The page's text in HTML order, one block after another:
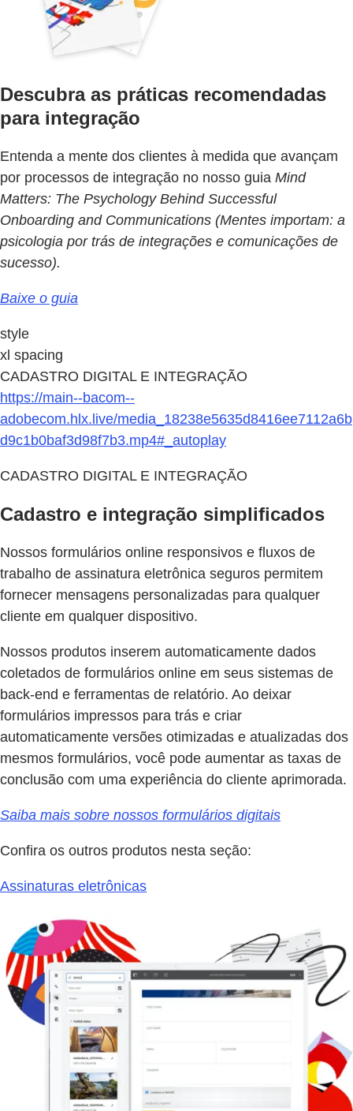
Descubra as práticas recomendadas
para integração
Entenda a mente dos clientes à medida que avançam
por processos de integração no nosso guia Mind
Matters: The Psychology Behind Successful
Onboarding and Communications (Mentes importam: a
psicologia por trás de integrações e comunicações de
sucesso).
Baixe o guia
style
xl spacing
CADASTRO DIGITAL E INTEGRAÇÃO
https://main--bacom--
adobecom.hlx.live/media_18238e5635d8416ee7112a6b
d9c1b0baf3d98f7b3.mp4#_autoplay
CADASTRO DIGITAL E INTEGRAÇÃO
Cadastro e integração simplificados
Nossos formulários online responsivos e fluxos de
trabalho de assinatura eletrônica seguros permitem
fornecer mensagens personalizadas para qualquer
cliente em qualquer dispositivo.
Nossos produtos inserem automaticamente dados
coletados de formulários online em seus sistemas de
back-end e ferramentas de relatório. Ao deixar
formulários impressos para trás e criar
automaticamente versões otimizadas e atualizadas dos
mesmos formulários, você pode aumentar as taxas de
conclusão com uma experiência do cliente aprimorada.
Saiba mais sobre nossos formulários digitais
Confira os outros produtos nesta seção:
Assinaturas eletrônicas